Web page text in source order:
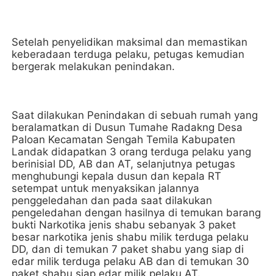
Setelah penyelidikan maksimal dan memastikan
keberadaan terduga pelaku, petugas kemudian
bergerak melakukan penindakan.
Saat dilakukan Penindakan di sebuah rumah yang
beralamatkan di Dusun Tumahe Radakng Desa
Paloan Kecamatan Sengah Temila Kabupaten
Landak didapatkan 3 orang terduga pelaku yang
berinisial DD, AB dan AT, selanjutnya petugas
menghubungi kepala dusun dan kepala RT
setempat untuk menyaksikan jalannya
penggeledahan dan pada saat dilakukan
pengeledahan dengan hasilnya di temukan barang
bukti Narkotika jenis shabu sebanyak 3 paket
besar narkotika jenis shabu milik terduga pelaku
DD, dan di temukan 7 paket shabu yang siap di
edar milik terduga pelaku AB dan di temukan 30
paket shabu siap edar milik pelaku AT.